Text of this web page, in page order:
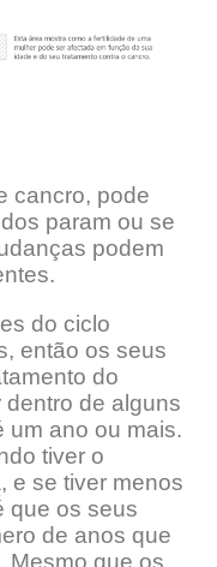
cancro, pode
param ou se
podem
do ciclo
então os seus
do
de alguns
um ano ou mais.
tiver o
, e se tiver menos
que os seus
de anos que
Mesmo que os